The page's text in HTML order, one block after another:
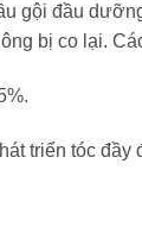
gội đầu
bị co lại.
triển tóc đầy